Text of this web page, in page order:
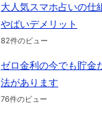
大人気スマホ占いの仕
やばいデメリット
82件のビュー
ゼロ金利の今でも貯金
法があります
76件のビュー